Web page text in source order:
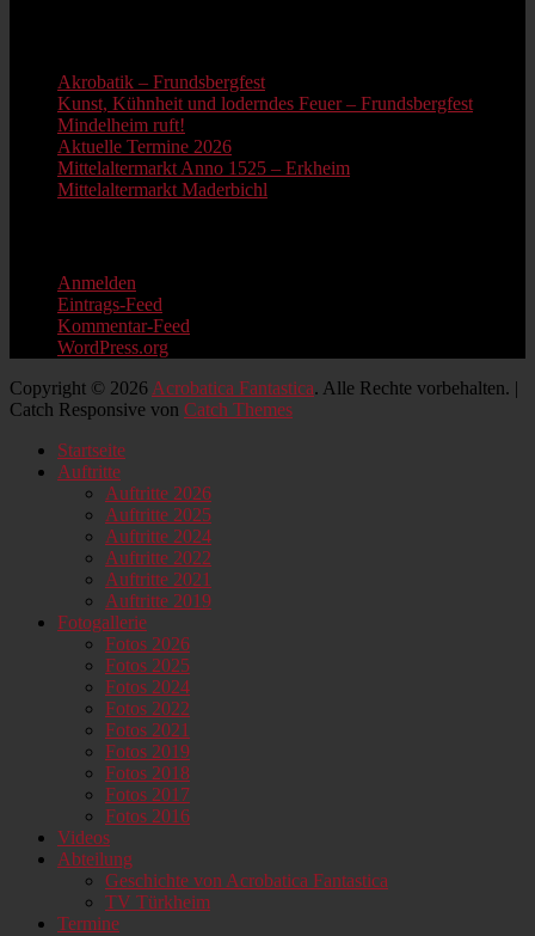
Akrobatik – Frundsbergfest
Kunst, Kühnheit und loderndes Feuer – Frundsbergfest
Mindelheim ruft!
Aktuelle Termine 2026
Mittelaltermarkt Anno 1525 – Erkheim
Mittelaltermarkt Maderbichl
Anmelden
Eintrags-Feed
Kommentar-Feed
WordPress.org
Copyright © 2026Acrobatica Fantastica. Alle Rechte vorbehalten. |
Catch Responsive von Catch Themes
oben
scrollen
Startseite
Auftritte
Auftritte 2026
Auftritte 2025
Auftritte 2024
Auftritte 2022
Auftritte 2021
Auftritte 2019
Fotogallerie
Fotos 2026
Fotos 2025
Fotos 2024
Fotos 2022
Fotos 2021
Fotos 2019
Fotos 2018
Fotos 2017
Fotos 2016
Videos
Abteilung
Geschichte von Acrobatica Fantastica
TV Türkheim
Termine